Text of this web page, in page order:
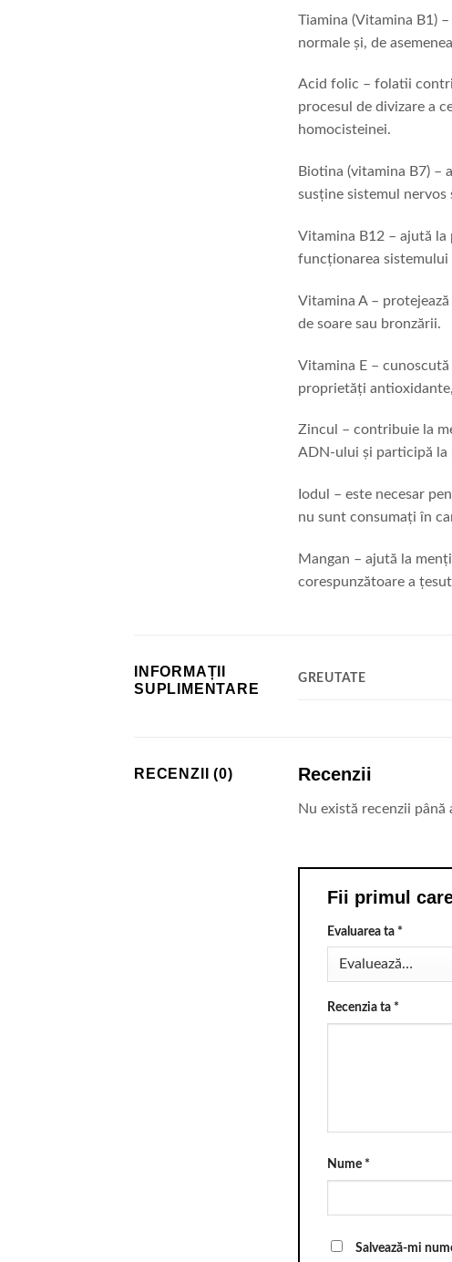
Tiamina (Vitamina B1)
normale și, de
Acid folic – folatii
procesul de divizare a
homocisteinei.
Biotina (vitamina B7) –
susține sistemul
Vitamina B12 – ajută
funcționarea sistemului
Vitamina A –
de soare sau bronzării.
Vitamina E –
proprietăți
Zincul – contribuie la
ADN-ului și participă
Iodul – este necesar
nu sunt consumați în
Mangan – ajută la
corespunzătoare a
INFORMAȚII
SUPLIMENTARE
GREUTATE
RECENZII (0) Recenzii
Nu există recenzii până
Fii primul
Evaluarea ta *
Recenzia ta *
Nume *
Salvează-mi